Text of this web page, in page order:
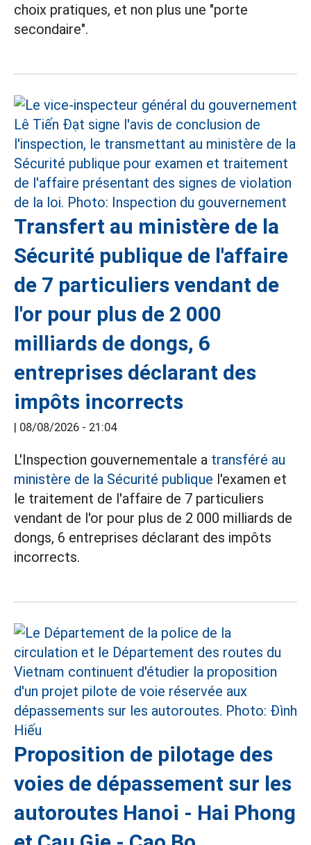
choix pratiques, et non plus une "porte
secondaire".
Transfert au ministère de la
Sécurité publique de l'affaire
de 7 particuliers vendant de
l'or pour plus de 2 000
milliards de dongs, 6
entreprises déclarant des
impôts incorrects
| 08/08/2026 - 21:04
L'Inspection gouvernementale a transféré au
ministère de la Sécurité publique l'examen et
le traitement de l'affaire de 7 particuliers
vendant de l'or pour plus de 2 000 milliards de
dongs, 6 entreprises déclarant des impôts
incorrects.
Proposition de pilotage des
voies de dépassement sur les
autoroutes Hanoi - Hai Phong